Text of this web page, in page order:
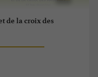
de la croix des